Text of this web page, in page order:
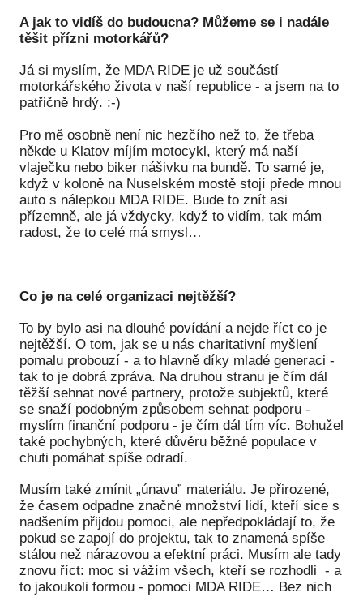
A jak to vidíš do budoucna? Můžeme se i nadále
těšit přízni motorkářů?
Já si myslím, že MDA RIDE je už součástí
motorkářského života v naší republice - a jsem na to
patřičně hrdý. :-)
Pro mě osobně není nic hezčího než to, že třeba
někde u Klatov míjím motocykl, který má naší
vlaječku nebo biker nášivku na bundě. To samé je,
když v koloně na Nuselském mostě stojí přede mnou
auto s nálepkou MDA RIDE. Bude to znít asi
přízemně, ale já vždycky, když to vidím, tak mám
radost, že to celé má smysl…
Co je na celé organizaci nejtěžší?
To by bylo asi na dlouhé povídání a nejde říct co je
nejtěžší. O tom, jak se u nás charitativní myšlení
pomalu probouzí - a to hlavně díky mladé generaci -
tak to je dobrá zpráva. Na druhou stranu je čím dál
těžší sehnat nové partnery, protože subjektů, které
se snaží podobným způsobem sehnat podporu -
myslím finanční podporu - je čím dál tím víc. Bohužel
také pochybných, které důvěru běžné populace v
chuti pomáhat spíše odradí.
Musím také zmínit „únavu” materiálu. Je přirozené,
že časem odpadne značné množství lidí, kteří sice s
nadšením přijdou pomoci, ale nepředpokládají to, že
pokud se zapojí do projektu, tak to znamená spíše
stálou než nárazovou a efektní práci. Musím ale tady
znovu říct: moc si vážím všech, kteří se rozhodli - a
to jakoukoli formou - pomoci MDA RIDE… Bez nich